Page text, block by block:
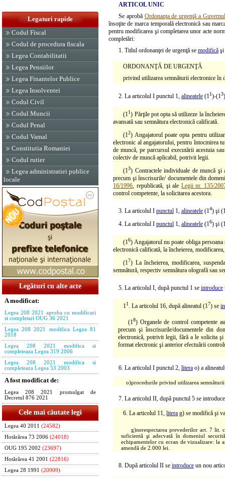
Legaturi rapide
Codul Fiscal
Codul de procedura fiscala
Legea Contabilitatii
Legea Pensiilor
Legea Finantelor Publice
Legea Insolventei
Codul Civil
Codul Muncii
Codul Penal
Codul Vamal
Constitutia Romaniei
Codul rutier
Legea administratiei publice
locale
Legături cu alte acte
A modificat:
Legea 208 2021 aproba cu modificari
si completari OUG 36 2021
Legea 208 2021 modifica Legea 81
2018
Legea 208 2021 modifica si
completeaza Legea 319 2006
Legea 208 2021 modifica si
completeaza Legea 53 2003
A fost modificat de:
Legea 208 2021 promulgat de
Decretul 876 2021
Cele mai căutate legi
Legea 40 2011 (24582)
Hotărârea 73 2006 (24018)
OUG 195 2002 (23697)
Hotărârea 41 2001 (22816)
Legea 28 1991 (20909)
ARTICOL UNIC
Se aprobă Ordonanţa de urgenţă a
însoţite de marca temporală electronică sau
pentru modificarea şi completarea unor acte
completări:
1. Titlul ordonanţei de urgenţă se modifică şi
ORDONANŢĂ DE URGENŢĂ
privind utilizarea semnăturii electronice în
2. La articolul I punctul 1, alineatele (11)-(13
(1 1) Părţile pot opta să utilizeze la
avansată sau semnătura electronică calificată.
(12) Angajatorul poate opta pentru
electronic al angajatorului, pentru întocmirea
de muncă, pe parcursul executării acestuia
colectiv de muncă aplicabil, potrivit legii.
(13) Contractele individuale de muncă şi
precum şi înscrisurile/ documentele din
16/1996 , republicată, şi ale Legii nr. 135/
control competente, la solicitarea acestora.
3. La articolul I punctul 1, alineatele (14) şi
4. La articolul I punctul 1, alineatele (16) şi
(16) Angajatorul nu poate obliga persoana
electronică calificată, la încheierea,
(1 7) La încheierea, modificarea,
semnătură, respectiv semnătura olografă sau
5. La articolul I, după punctul 1 se introduce
11 . La articolul 16, după alineatul (17) se
(18) Organele de control competente
precum şi înscrisurile/documentele din
electronică, potrivit legii, fără a le solicita
format electronic şi anterior efectuării
6. La articolul I punctul 2, litera o) a
o)procedurile privind utilizarea
7. La articolul II, după punctul 5 se
6. La articolul 11,litera g) se modifică şi
g)nerespectarea prevederilor art. 7 lit.
suficientă şi adecvată în domeniul
echipamentelor cu ecran de vizualizare: la
amendă de 2.000 lei.
8. După articolul II se introduce un nou